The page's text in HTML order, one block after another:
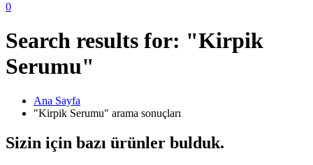
0
Search results for: "Kirpik
Serumu"
Ana Sayfa
"Kirpik Serumu" arama sonuçları
Sizin için bazı ürünler bulduk.